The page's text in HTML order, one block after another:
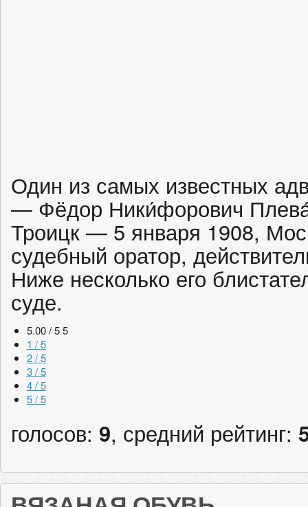
Один из самых известных
— Фёдор Ники́форович
Троицк — 5 января 1908,
судебный оратор,
Ниже несколько его
суде.
5.00 / 5 5
1 / 5
2 / 5
3 / 5
4 / 5
5 / 5
голосов: 9, средний рейтинг: